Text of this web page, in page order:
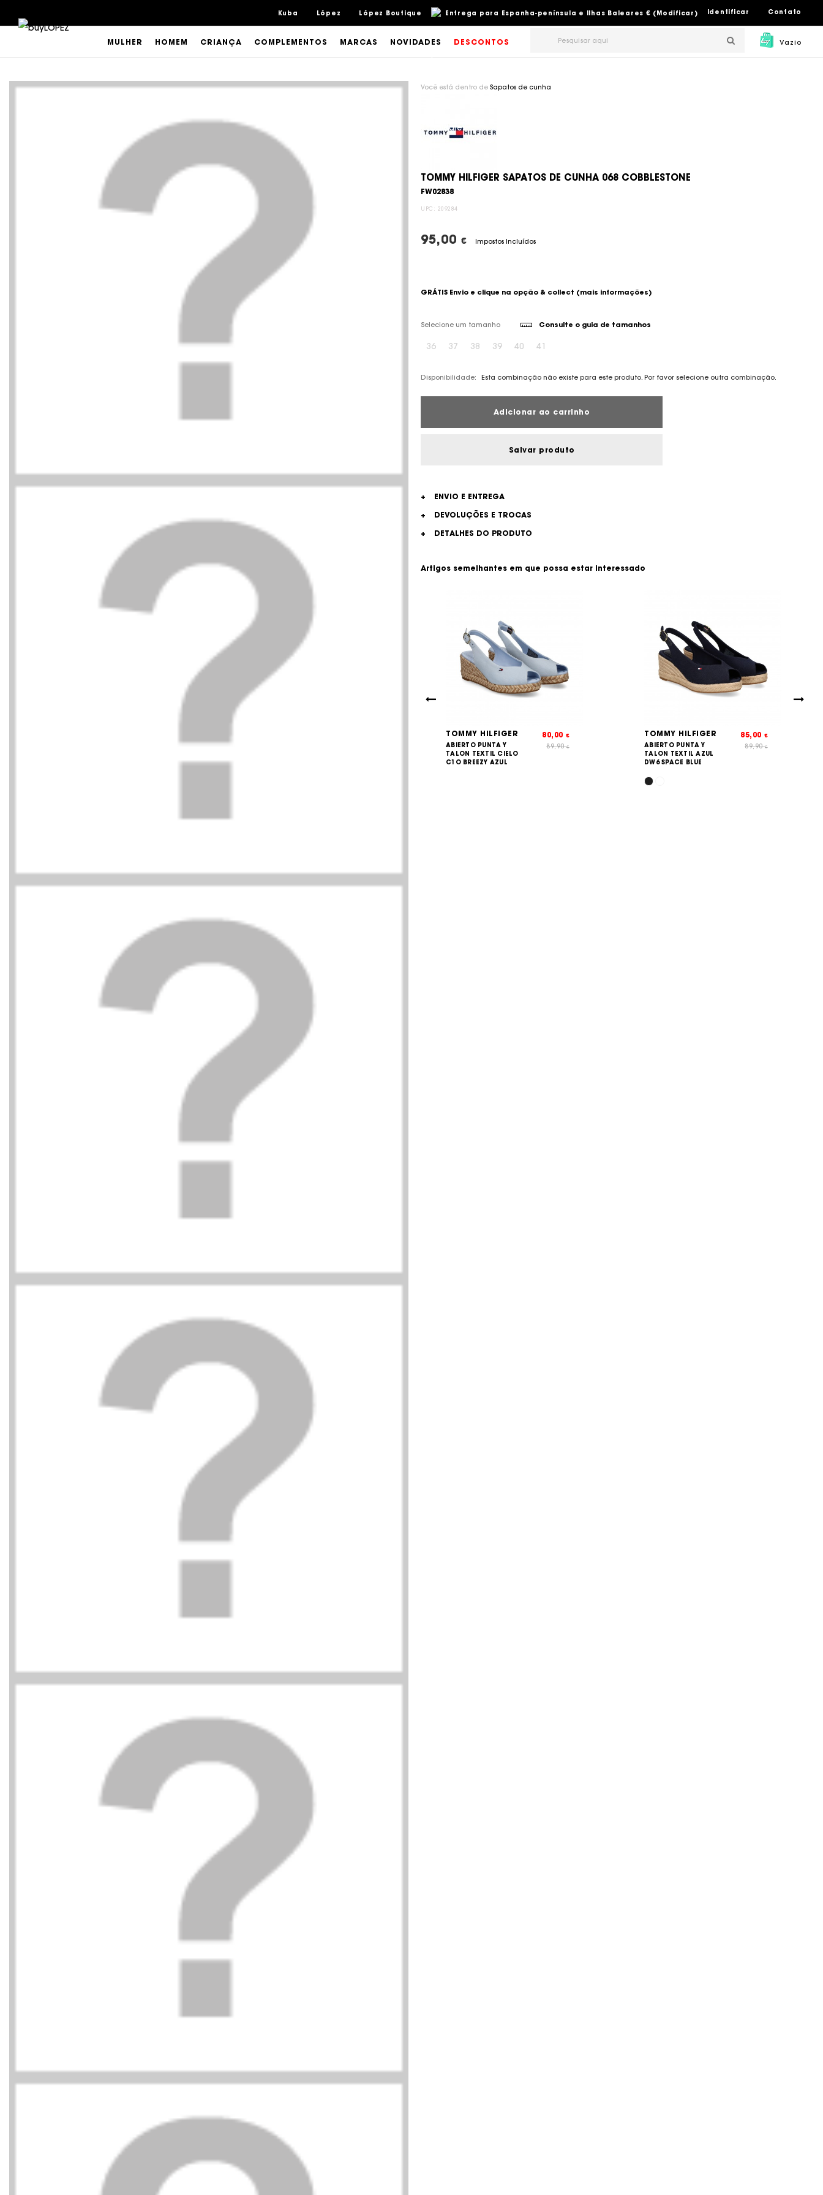
Contato
Identificar
Entrega para Espanha-península e Ilhas Baleares € (Modificar)
Kuba López López Boutique
Vazio
MULHER HOMEM CRIANÇA COMPLEMENTOS MARCAS NOVIDADES DESCONTOS
Você está dentro de Sapatos de cunha
TOMMY HILFIGER SAPATOS DE CUNHA 068 COBBLESTONE
FW02838
UPC: 209284
95,00 € Impostos Incluídos
GRÁTIS Envio e clique na opção & collect (mais informações)
Selecione um tamanho Consulte o guia de tamanhos
36 37 38 39 40 41
Disponibilidade: Esta combinação não existe para este produto. Por favor selecione outra combinação.
Adicionar ao carrinho
Salvar produto
+
ENVIO E ENTREGA
+
DEVOLUÇÕES E TROCAS
+
DETALHES DO PRODUTO
Artigos semelhantes em que possa estar interessado
TOMMY HILFIGER
ABIERTO PUNTA Y
TALON TEXTIL CIELO
C1O BREEZY AZUL
80,00€
89,90€
TOMMY HILFIGER
ABIERTO PUNTA Y
TALON TEXTIL AZUL
DW6 SPACE BLUE
85,00€
89,90€